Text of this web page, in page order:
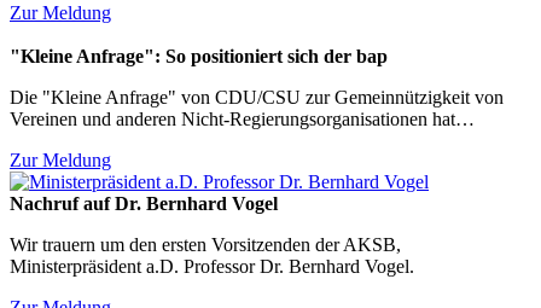
Zur Meldung
"Kleine Anfrage": So positioniert sich der bap
Die "Kleine Anfrage" von CDU/CSU zur Gemeinnützigkeit von
Vereinen und anderen Nicht-Regierungsorganisationen hat…
Zur Meldung
Nachruf auf Dr. Bernhard Vogel
Wir trauern um den ersten Vorsitzenden der AKSB,
Ministerpräsident a.D. Professor Dr. Bernhard Vogel.